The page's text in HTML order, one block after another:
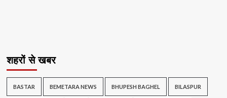
शहरों से खबर
BASTAR BEMETARA NEWS BHUPESH BAGHEL BILASPUR